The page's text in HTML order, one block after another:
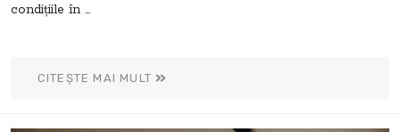
condițiile în ...
CITEȘTE MAI MULT